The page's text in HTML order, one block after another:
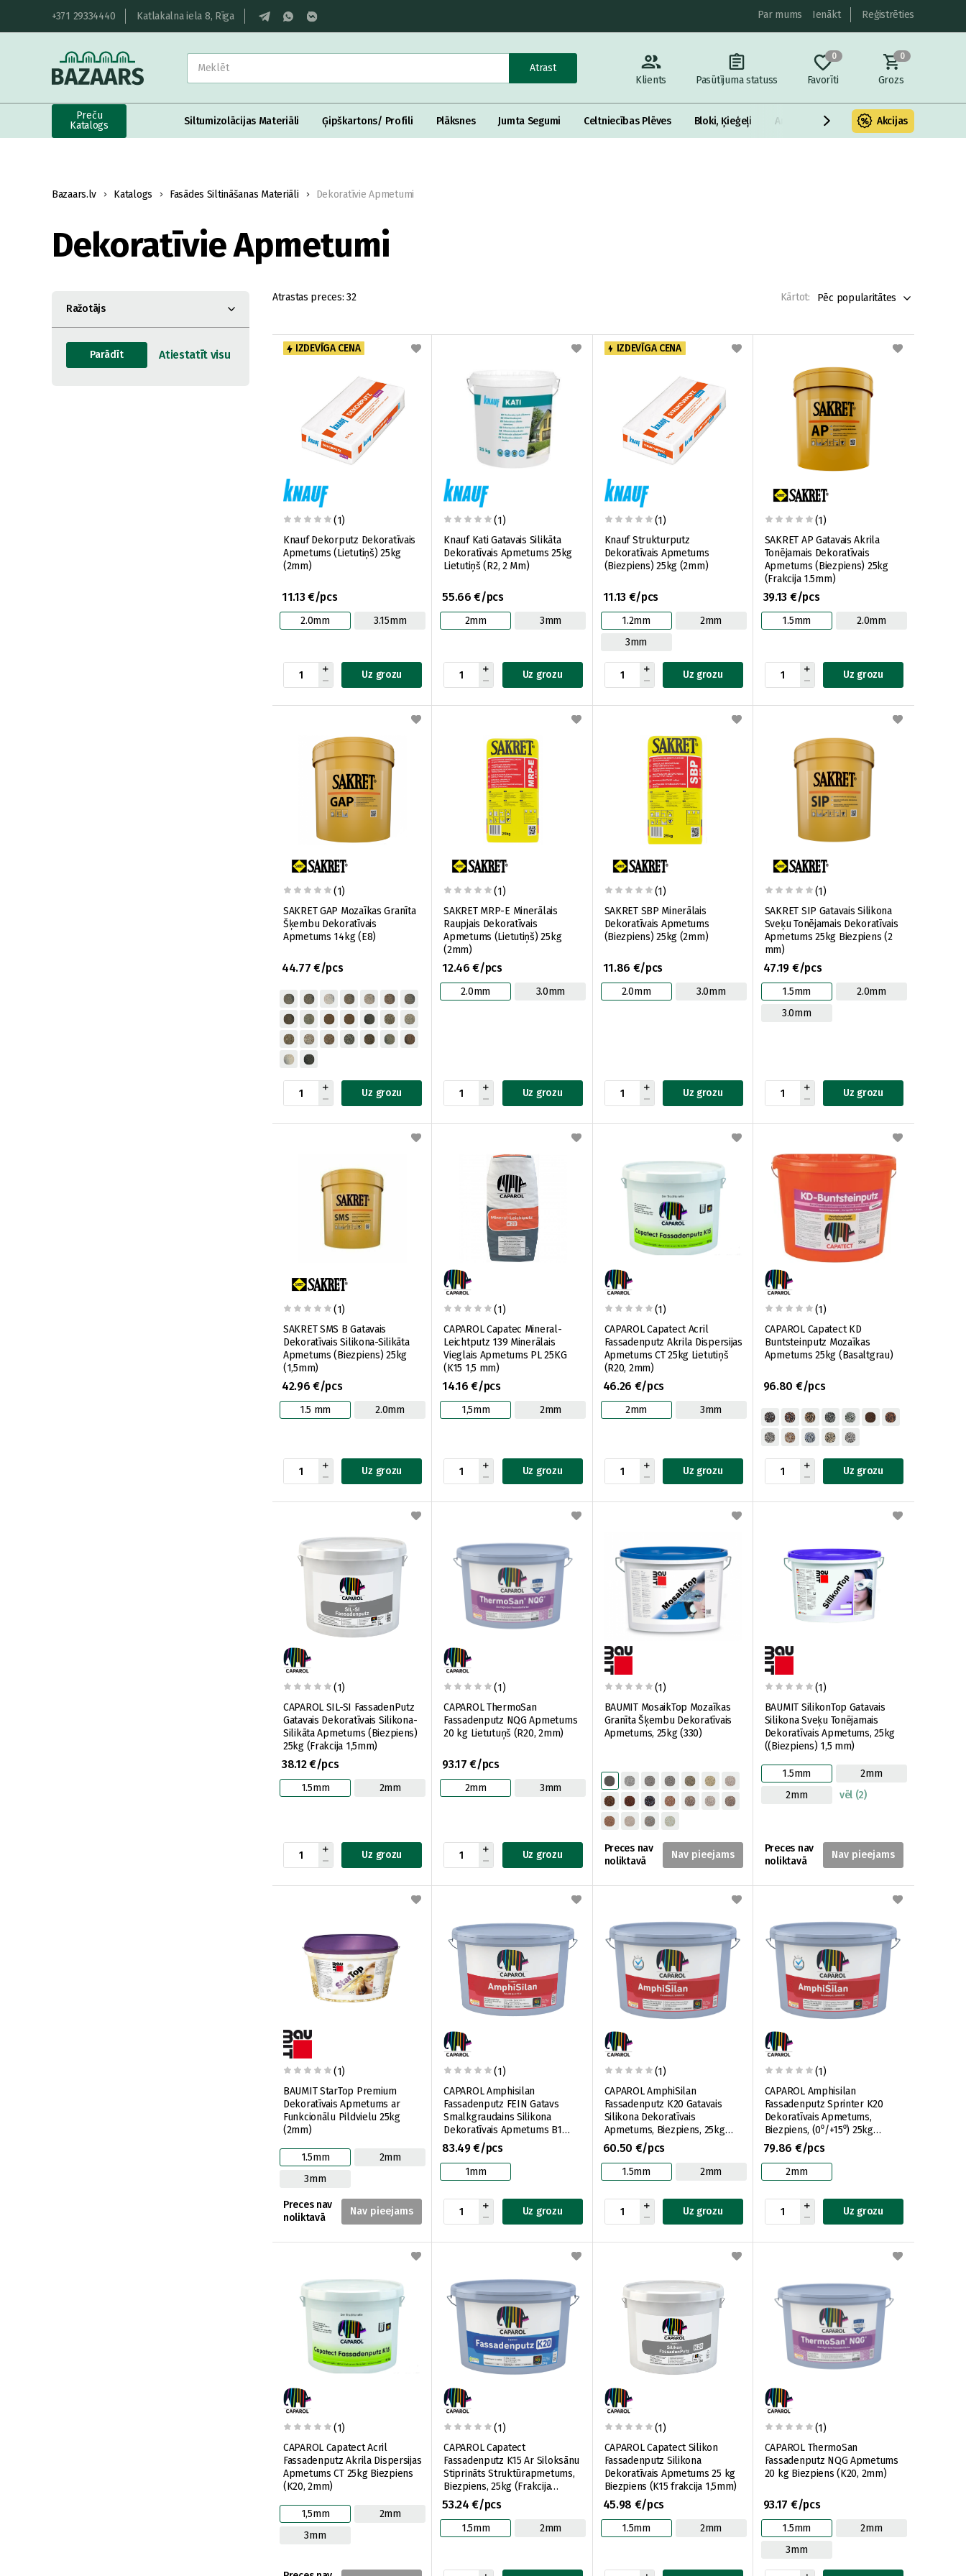
+371 29334440 Katlakalna iela 8, Rīga Par mums Ienākt Reģistrēties
Atrast
Klients
Pasūtījuma statuss
0
Favorīti
0
Grozs
Preču
Katalogs
Siltumizolācijas Materiāli Ģipškartons/ Profili Plāksnes Jumta Segumi Celtniecības Plēves Bloki, Ķieģeļi Armatūra un metāls Fasādes
Akcijas
Bazaars.lv Katalogs Fasādes Siltināšanas Materiāli Dekoratīvie Apmetumi
Dekoratīvie Apmetumi
Ražotājs
Atrastas preces: 32 Kārtot: Pēc popularitātes
IZDEVĪGA CENA
(1)
Knauf Dekorputz Dekoratīvais
Apmetums (Lietutiņš) 25kg
(2mm)
11.13 €/pcs
2.0mm 3.15mm
Uz grozu
(1)
Knauf Kati Gatavais Silikāta
Dekoratīvais Apmetums 25kg
Lietutiņš (R2, 2 Mm)
55.66 €/pcs
2mm 3mm
Uz grozu
IZDEVĪGA CENA
(1)
Knauf Strukturputz
Dekoratīvais Apmetums
(Biezpiens) 25kg (2mm)
11.13 €/pcs
1.2mm
2mm
3mm
Uz grozu
(1)
SAKRET AP Gatavais Akrila
Tonējamais Dekoratīvais
Apmetums (Biezpiens) 25kg
(Frakcija 1.5mm)
39.13 €/pcs
1.5mm 2.0mm
Uz grozu
(1)
SAKRET GAP Mozaīkas Granīta
Šķembu Dekoratīvais
Apmetums 14kg (E8)
44.77 €/pcs
Uz grozu
(1)
SAKRET MRP-E Minerālais
Raupjais Dekoratīvais
Apmetums (Lietutiņš) 25kg
(2mm)
12.46 €/pcs
2.0mm 3.0mm
Uz grozu
(1)
SAKRET SBP Minerālais
Dekoratīvais Apmetums
(Biezpiens) 25kg (2mm)
11.86 €/pcs
2.0mm 3.0mm
Uz grozu
(1)
SAKRET SIP Gatavais Silikona
Sveķu Tonējamais Dekoratīvais
Apmetums 25kg Biezpiens (2
mm)
47.19 €/pcs
1.5mm
2.0mm
3.0mm
Uz grozu
(1)
SAKRET SMS B Gatavais
Dekoratīvais Silikona-Silikāta
Apmetums (Biezpiens) 25kg
(1,5mm)
42.96 €/pcs
1.5 mm 2.0mm
Uz grozu
(1)
CAPAROL Capatec Mineral-
Leichtputz 139 Minerālais
Vieglais Apmetums PL 25KG
(K15 1,5 mm)
14.16 €/pcs
1,5mm 2mm
Uz grozu
(1)
CAPAROL Capatect Acril
Fassadenputz Akrila Dispersijas
Apmetums CT 25kg Lietutiņš
(R20, 2mm)
46.26 €/pcs
2mm 3mm
Uz grozu
(1)
CAPAROL Capatect KD
Buntsteinputz Mozaīkas
Apmetums 25kg (Basaltgrau)
96.80 €/pcs
Uz grozu
(1)
CAPAROL SIL-SI FassadenPutz
Gatavais Dekoratīvais Silikona-
Silikāta Apmetums (Biezpiens)
25kg (Frakcija 1,5mm)
38.12 €/pcs
1.5mm 2mm
Uz grozu
(1)
CAPAROL ThermoSan
Fassadenputz NQG Apmetums
20 kg Lietutuņš (R20, 2mm)
93.17 €/pcs
2mm 3mm
Uz grozu
(1)
BAUMIT MosaikTop Mozaīkas
Granīta Šķembu Dekoratīvais
Apmetums, 25kg (330)
Preces nav
noliktavā
(1)
BAUMIT SilikonTop Gatavais
Silikona Sveķu Tonējamais
Dekoratīvais Apmetums, 25kg
((Biezpiens) 1,5 mm)
1.5mm
2mm
2mm
vēl (2)
Preces nav
noliktavā
(1)
BAUMIT StarTop Premium
Dekoratīvais Apmetums ar
Funkcionālu Pildvielu 25kg
(2mm)
1.5mm
2mm
3mm
Preces nav
noliktavā
(1)
CAPAROL Amphisilan
Fassadenputz FEIN Gatavs
Smalkgraudains Silikona
Dekoratīvais Apmetums B1
25kg (Frakcija 1mm)
83.49 €/pcs
1mm
Uz grozu
(1)
CAPAROL AmphiSilan
Fassadenputz K20 Gatavais
Silikona Dekoratīvais
Apmetums, Biezpiens, 25kg
(Frakcija 1,5mm)
60.50 €/pcs
1.5mm 2mm
Uz grozu
(1)
CAPAROL Amphisilan
Fassadenputz Sprinter K20
Dekoratīvais Apmetums,
Biezpiens, (0⁰/+15⁰) 25kg
(Frakcija 2mm)
79.86 €/pcs
2mm
Uz grozu
(1)
CAPAROL Capatect Acril
Fassadenputz Akrila Dispersijas
Apmetums CT 25kg Biezpiens
(K20, 2mm)
1,5mm
2mm
3mm
(1)
CAPAROL Capatect
Fassadenputz K15 Ar Siloksānu
Stiprināts Struktūrapmetums,
Biezpiens, 25kg (Frakcija
1,5mm)
53.24 €/pcs
1.5mm 2mm
(1)
CAPAROL Capatect Silikon
Fassadenputz Silikona
Dekoratīvais Apmetums 25 kg
Biezpiens (K15 frakcija 1,5mm)
45.98 €/pcs
1.5mm 2mm
(1)
CAPAROL ThermoSan
Fassadenputz NQG Apmetums
20 kg Biezpiens (K20, 2mm)
93.17 €/pcs
1.5mm
2mm
3mm